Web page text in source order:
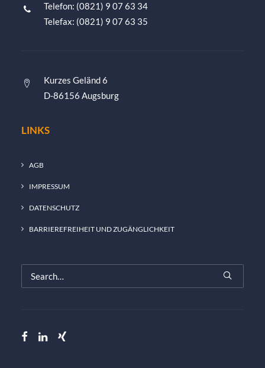
Telefon: (0821) 9 07 63 34
Telefax: (0821) 9 07 63 35
Kurzes Geländ 6
D-86156 Augsburg
LINKS
AGB
IMPRESSUM
DATENSCHUTZ
BARRIEREFREIHEIT UND ZUGÄNGLICHKEIT